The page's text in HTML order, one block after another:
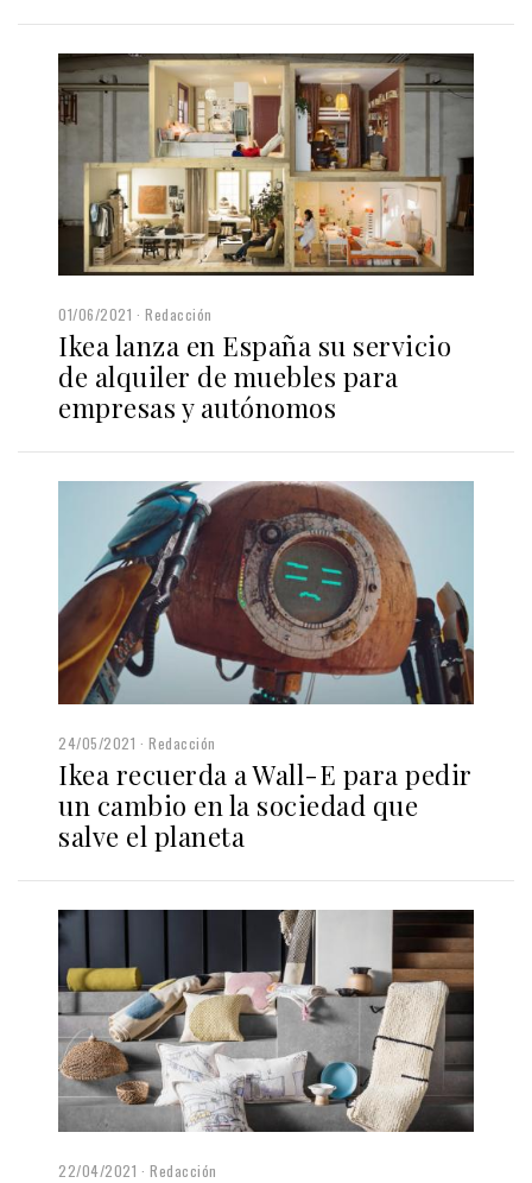
01/06/2021 Redacción
Ikea lanza en España su servicio
de alquiler de muebles para
empresas y autónomos
24/05/2021 Redacción
Ikea recuerda a Wall-E para pedir
un cambio en la sociedad que
salve el planeta
22/04/2021 Redacción